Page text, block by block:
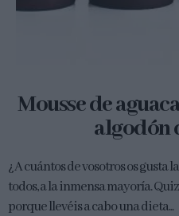
Mousse de
algodón
¿A cuántos de vosotros os gusta
todos, a la inmensa mayoría.
porque llevéis a cabo una dieta...